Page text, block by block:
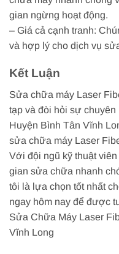
gian ngừng hoạt động.
– Giá cả cạnh tranh:
và hợp lý cho dịch vụ
Kết Luận
Sửa chữa máy Laser
tạp và đòi hỏi sự
Huyện Bình Tân Vĩnh
sửa chữa máy Laser
Với đội ngũ kỹ thuật
gian sửa chữa nhanh
tôi là lựa chọn tốt nhất
ngay hôm nay để được
Sửa Chữa Máy Laser
Vĩnh Long